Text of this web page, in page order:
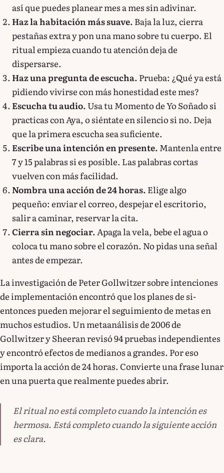
así que puedes planear mes a mes sin adivinar.
Haz la habitación más suave. Baja la luz, cierra
pestañas extra y pon una mano sobre tu cuerpo. El
ritual empieza cuando tu atención deja de
dispersarse.
Haz una pregunta de escucha. Prueba: ¿Qué ya está
pidiendo vivirse con más honestidad este mes?
Escucha tu audio.Usa tu Momento de Yo Soñado si
practicas con Aya, o siéntate en silencio si no. Deja
que la primera escucha sea suficiente.
Escribe una intención en presente. Mantenla entre
7 y 15 palabras si es posible. Las palabras cortas
vuelven con más facilidad.
Nombra una acción de 24 horas. Elige algo
pequeño: enviar el correo, despejar el escritorio,
salir a caminar, reservar la cita.
Cierra sin negociar. Apaga la vela, bebe el agua o
coloca tu mano sobre el corazón. No pidas una señal
antes de empezar.
La investigación de Peter Gollwitzer sobre intenciones
de implementación encontró que los planes de si-
entonces pueden mejorar el seguimiento de metas en
muchos estudios. Un metaanálisis de 2006 de
Gollwitzer y Sheeran revisó 94 pruebas independientes
y encontró efectos de medianos a grandes. Por eso
importa la acción de 24 horas. Convierte una frase lunar
en una puerta que realmente puedes abrir.
El ritual no está completo cuando la intención es
hermosa. Está completo cuando la siguiente acción
es clara.